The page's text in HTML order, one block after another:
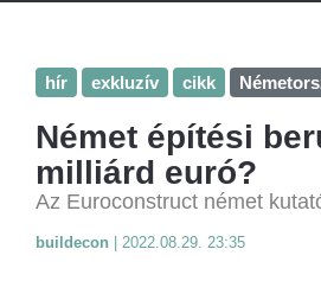
hír exkluzív cikk
Német építési
milliárd euró?
Az Euroconstruct német
buildecon 2022.08.29. 23:35